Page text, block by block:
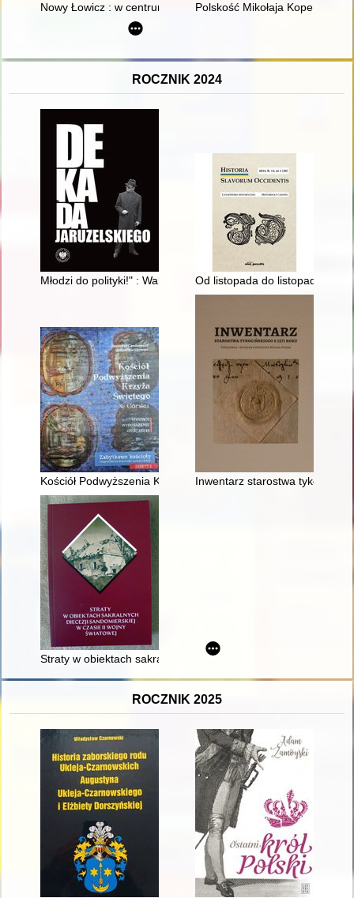
Nowy Łowicz : w centrum poligonu drawskiego od
Polskość Mikołaja Kopernika z
ROCZNIK 2024
Młodzi do polityki!" : Waldemar Świrgoń - Służba
Od listopada do listopada :
Kościół Podwyższenia Krzyża Świętego w Górsku : wystrój,
Inwentarz starostwa
Straty w obiektach sakralnych dekanatu kunowskiego i
ROCZNIK 2025